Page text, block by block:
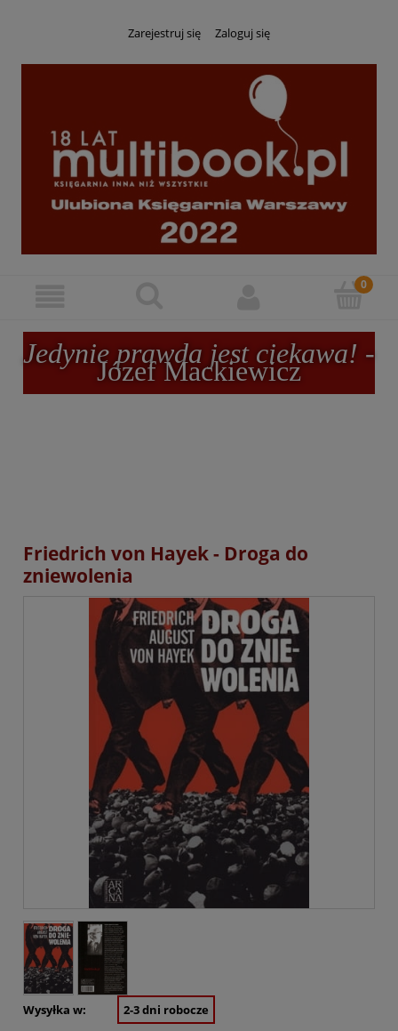
Zarejestruj się Zaloguj się
Jedynie prawda jest ciekawa! -
Józef Mackiewicz
Friedrich von Hayek - Droga do
zniewolenia
Wysyłka w: 2-3 dni robocze